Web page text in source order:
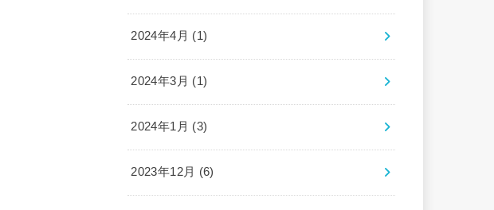
2024年4月 (1)
2024年3月 (1)
2024年1月 (3)
2023年12月 (6)